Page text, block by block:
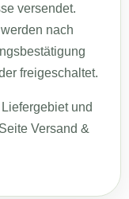
versendet.
nach
freigeschaltet.
und
Versand &